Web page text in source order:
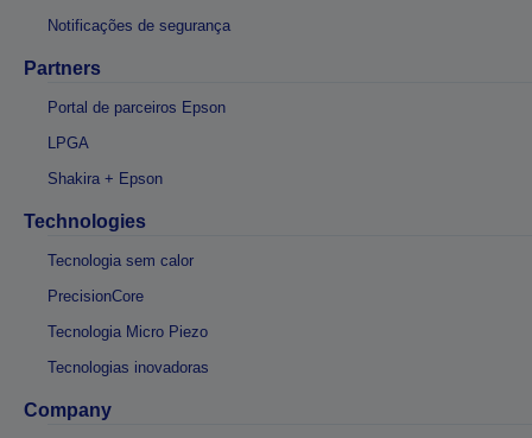
Notificações de segurança
Partners
Portal de parceiros Epson
LPGA
Shakira + Epson
Technologies
Tecnologia sem calor
PrecisionCore
Tecnologia Micro Piezo
Tecnologias inovadoras
Company